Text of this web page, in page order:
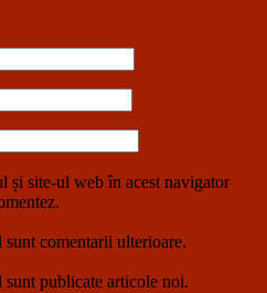
și site-ul web în acest navigator
comentarii ulterioare.
publicate articole noi.